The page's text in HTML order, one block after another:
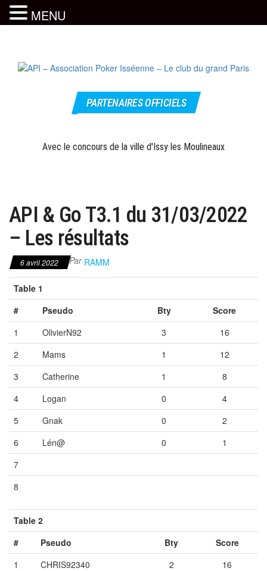
content
API –
Association
Isséenne –
officiel
PARTENAIRES OFFICIELS
Avec le concours de la ville d'Issy les Moulineaux
API & Go T3.1 du 31/03/2022
– Les résultats
6 avril 2022 Par RAMM
Table 1
#
Pseudo Bty
Score
1
OlivierN92 3
16
2
Mams 1
12
3
Catherine 1
8
4
Logan 0
4
5
Gnak 0
2
6
Lén@ 0
1
7
8
Table 2
#
Pseudo Bty
Score
1
CHRIS92340 2
16
MENU